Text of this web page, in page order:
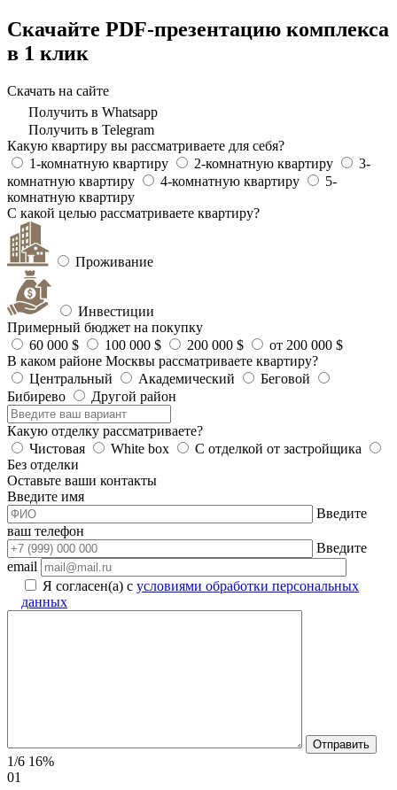
Скачайте PDF-презентацию комплекса
в 1 клик
Скачать на сайте
Получить в Whatsapp
Получить в Telegram
Какую квартиру вы рассматриваете для себя?
1-комнатную квартиру
2-комнатную квартиру
3-
комнатную квартиру
4-комнатную квартиру
5-
комнатную квартиру
С какой целью рассматриваете квартиру?
Проживание
Инвестиции
Примерный бюджет на покупку
60 000 $
100 000 $ 200 000 $
от 200 000 $
В каком районе Москвы рассматриваете квартиру?
Центральный
Академический
Беговой
Бибирево
Другой район
Какую отделку рассматриваете?
Чистовая
White box
С отделкой от застройщика
Без отделки
Оставьте ваши контакты
Введите имя
Введите
ваш телефон
Введите
email
Я согласен(а) с условиями обработки персональных
данных
1/6 16%
01